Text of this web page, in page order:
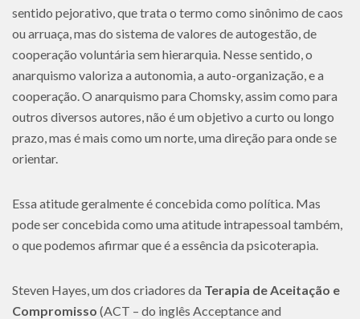
sentido pejorativo, que trata o termo como sinônimo de caos
ou arruaça, mas do sistema de valores de autogestão, de
cooperação voluntária sem hierarquia. Nesse sentido, o
anarquismo valoriza a autonomia, a auto-organização, e a
cooperação. O anarquismo para Chomsky, assim como para
outros diversos autores, não é um objetivo a curto ou longo
prazo, mas é mais como um norte, uma direção para onde se
orientar.
Essa atitude geralmente é concebida como política. Mas
pode ser concebida como uma atitude intrapessoal também,
o que podemos afirmar que é a essência da psicoterapia.
Steven Hayes, um dos criadores da Terapia de Aceitação e
Compromisso (ACT – do inglês Acceptance and